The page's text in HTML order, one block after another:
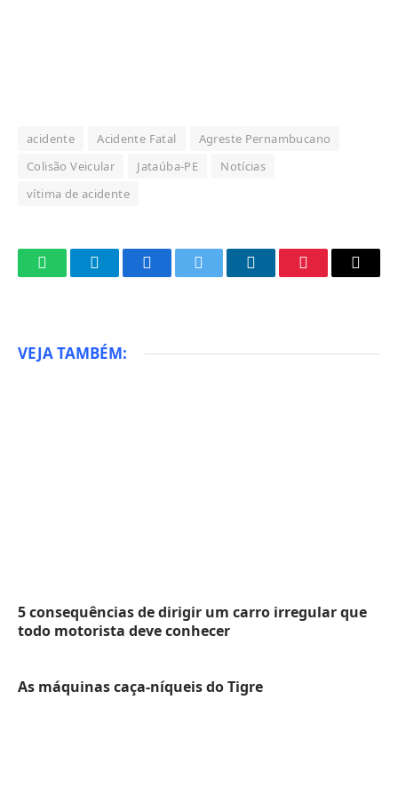
acidente Acidente Fatal
Agreste Pernambucano
Colisão Veicular
Jataúba-PE
Notícias
vítima de acidente
WhatsAppTelegramFacebookTwitter LinkedInPinterestEmail
VEJA TAMBÉM:
5 consequências de dirigir um carro irregular que
todo motorista deve conhecer
As máquinas caça-níqueis do Tigre